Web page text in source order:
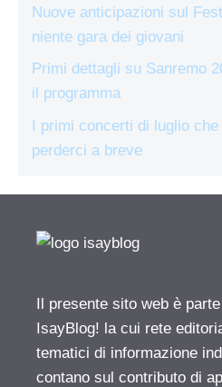
Nuove anticipazioni sul
niente gara dei giovani
Primi dettagli su Sanremo
il programma
I primi concerti di luglio
perderci a breve
Il presente sito web è
IsayBlog! la cui rete
tematici di informazione
contano sul contributo di